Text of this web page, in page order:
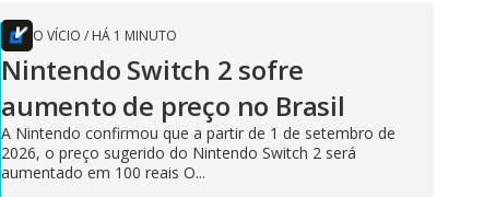
O VÍCIO / HÁ 1 MINUTO
Nintendo Switch 2 sofre
aumento de preço no Brasil
A Nintendo confirmou que a partir de 1 de setembro de
2026, o preço sugerido do Nintendo Switch 2 será
aumentado em 100 reais O...